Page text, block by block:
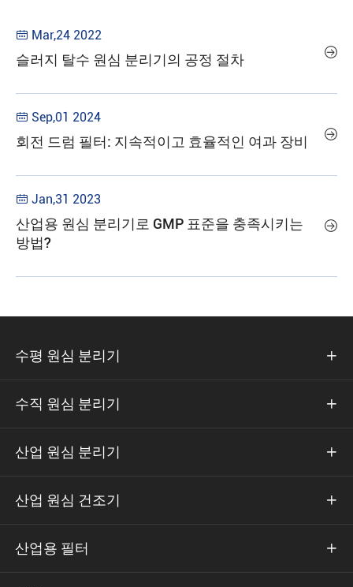
 Mar,24 2022
슬러지 탈수 원심 분리기의 공정 절차 
 Sep,01 2024
회전 드럼 필터: 지속적이고 효율적인 여과 장비 
 Jan,31 2023
산업용 원심 분리기로 GMP 표준을 충족시키는
방법?

수평 원심 분리기 
수직 원심 분리기 
산업 원심 분리기 
산업 원심 건조기 
산업용 필터 